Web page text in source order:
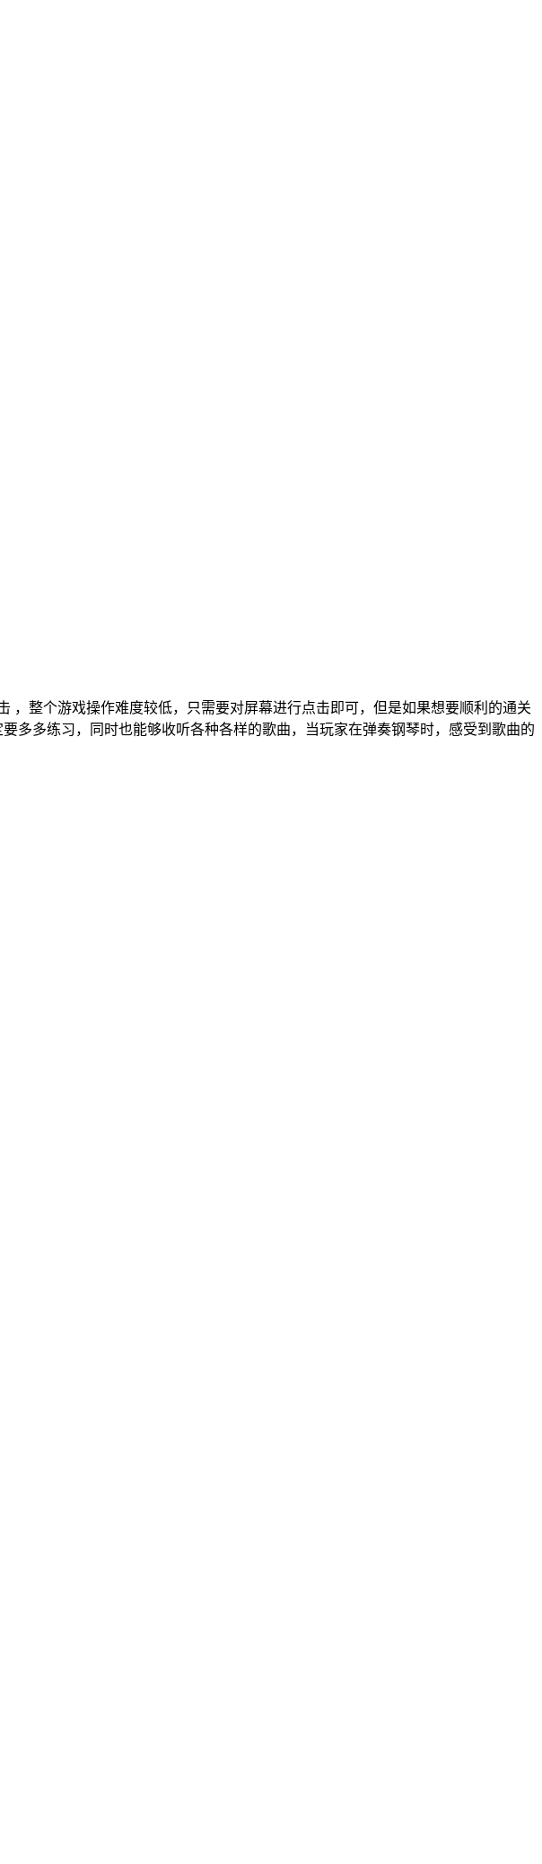
，整个游戏操作难度较低，只需要对屏幕进行点击即可，但是如果想要顺利的通关
多多练习，同时也能够收听各种各样的歌曲，当玩家在弹奏钢琴时，感受到歌曲的